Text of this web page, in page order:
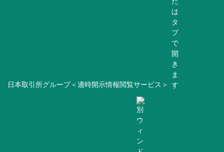
日本取引所グループ＜適時開示情報閲覧サービス＞